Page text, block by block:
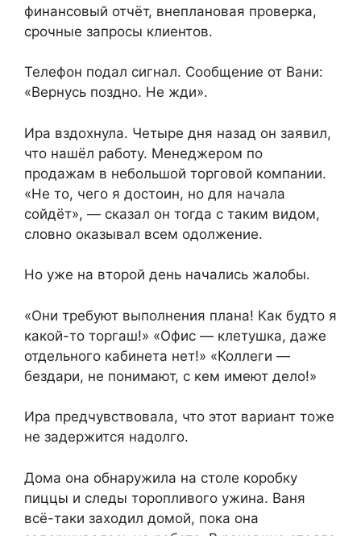
финансовый отчёт, внеплановая проверка,
срочные запросы клиентов.
Телефон подал сигнал. Сообщение от Вани:
«Вернусь поздно. Не жди».
Ира вздохнула. Четыре дня назад он заявил,
что нашёл работу. Менеджером по
продажам в небольшой торговой компании.
«Не то, чего я достоин, но для начала
сойдёт», — сказал он тогда с таким видом,
словно оказывал всем одолжение.
Но уже на второй день начались жалобы.
«Они требуют выполнения плана! Как будто я
какой-то торгаш!» «Офис — клетушка, даже
отдельного кабинета нет!» «Коллеги —
бездари, не понимают, с кем имеют дело!»
Ира предчувствовала, что этот вариант тоже
не задержится надолго.
Дома она обнаружила на столе коробку
пиццы и следы торопливого ужина. Ваня
всё-таки заходил домой, пока она